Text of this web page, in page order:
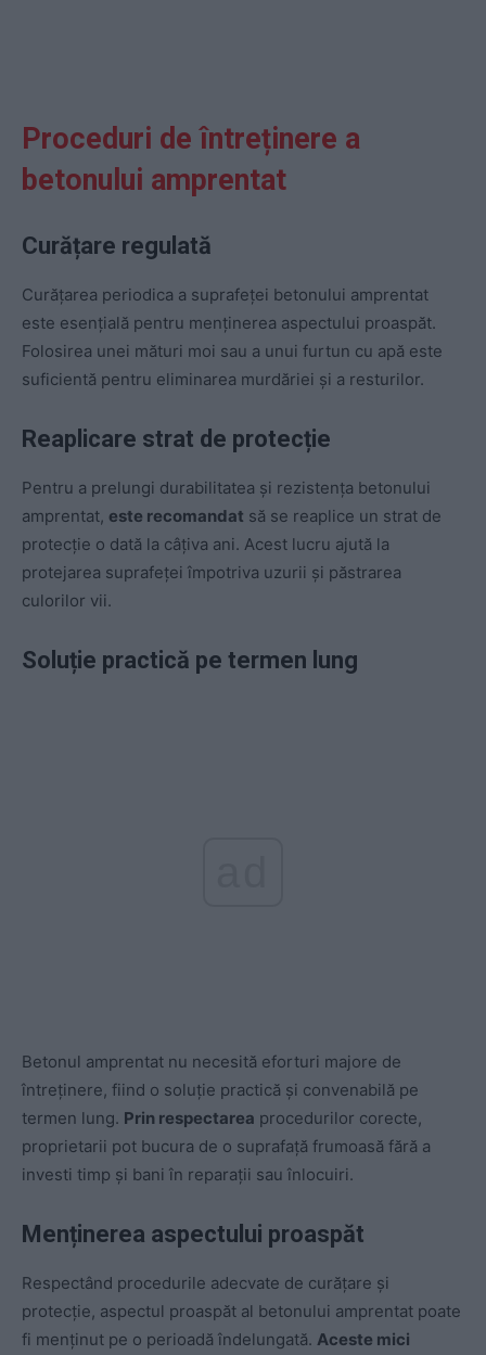
Proceduri de întreținere a
betonului amprentat
Curățare regulată
Curățarea periodica a suprafeței betonului amprentat
este esențială pentru menținerea aspectului proaspăt.
Folosirea unei mături moi sau a unui furtun cu apă este
suficientă pentru eliminarea murdăriei și a resturilor.
Reaplicare strat de protecție
Pentru a prelungi durabilitatea și rezistența betonului
amprentat, este recomandat să se reaplice un strat de
protecție o dată la câțiva ani. Acest lucru ajută la
protejarea suprafeței împotriva uzurii și păstrarea
culorilor vii.
Soluție practică pe termen lung
Betonul amprentat nu necesită eforturi majore de
întreținere, fiind o soluție practică și convenabilă pe
termen lung. Prin respectarea procedurilor corecte,
proprietarii pot bucura de o suprafață frumoasă fără a
investi timp și bani în reparații sau înlocuiri.
Menținerea aspectului proaspăt
Respectând procedurile adecvate de curățare și
protecție, aspectul proaspăt al betonului amprentat poate
fi menținut pe o perioadă îndelungată. Aceste mici